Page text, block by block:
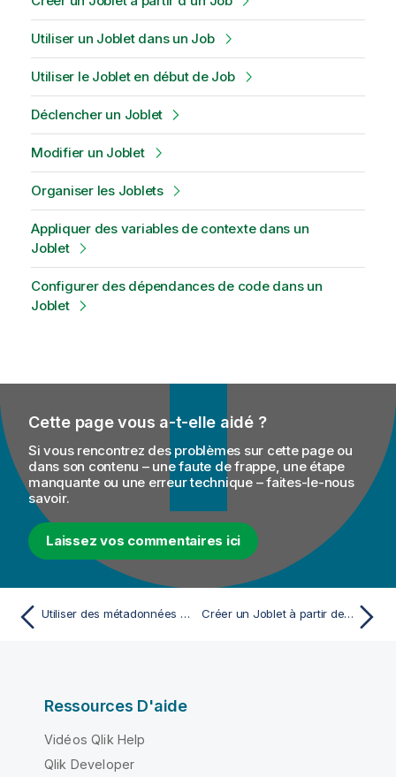
Utiliser un Joblet dans un Job
Utiliser le Joblet en début de Job
Déclencher un Joblet
Modifier un Joblet
Organiser les Joblets
Appliquer des variables de contexte dans un
Joblet
Configurer des dépendances de code dans un
Joblet
Cette page vous a-t-elle aidé ?
Si vous rencontrez des problèmes sur cette page ou
dans son contenu – une faute de frappe, une étape
manquante ou une erreur technique – faites-le-nous
savoir.
Laissez vos commentaires ici
Utiliser des métadonnées REST avec des Jobs et des Routes Créer un Joblet à partir de rien
Ressources D'aide
Vidéos Qlik Help
Qlik Developer